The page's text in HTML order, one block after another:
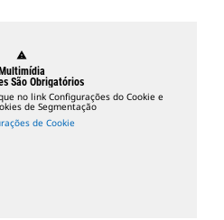
warning
Multimídia
São Obrigatórios
no link Configurações do Cookie e
de Segmentação
de Cookie